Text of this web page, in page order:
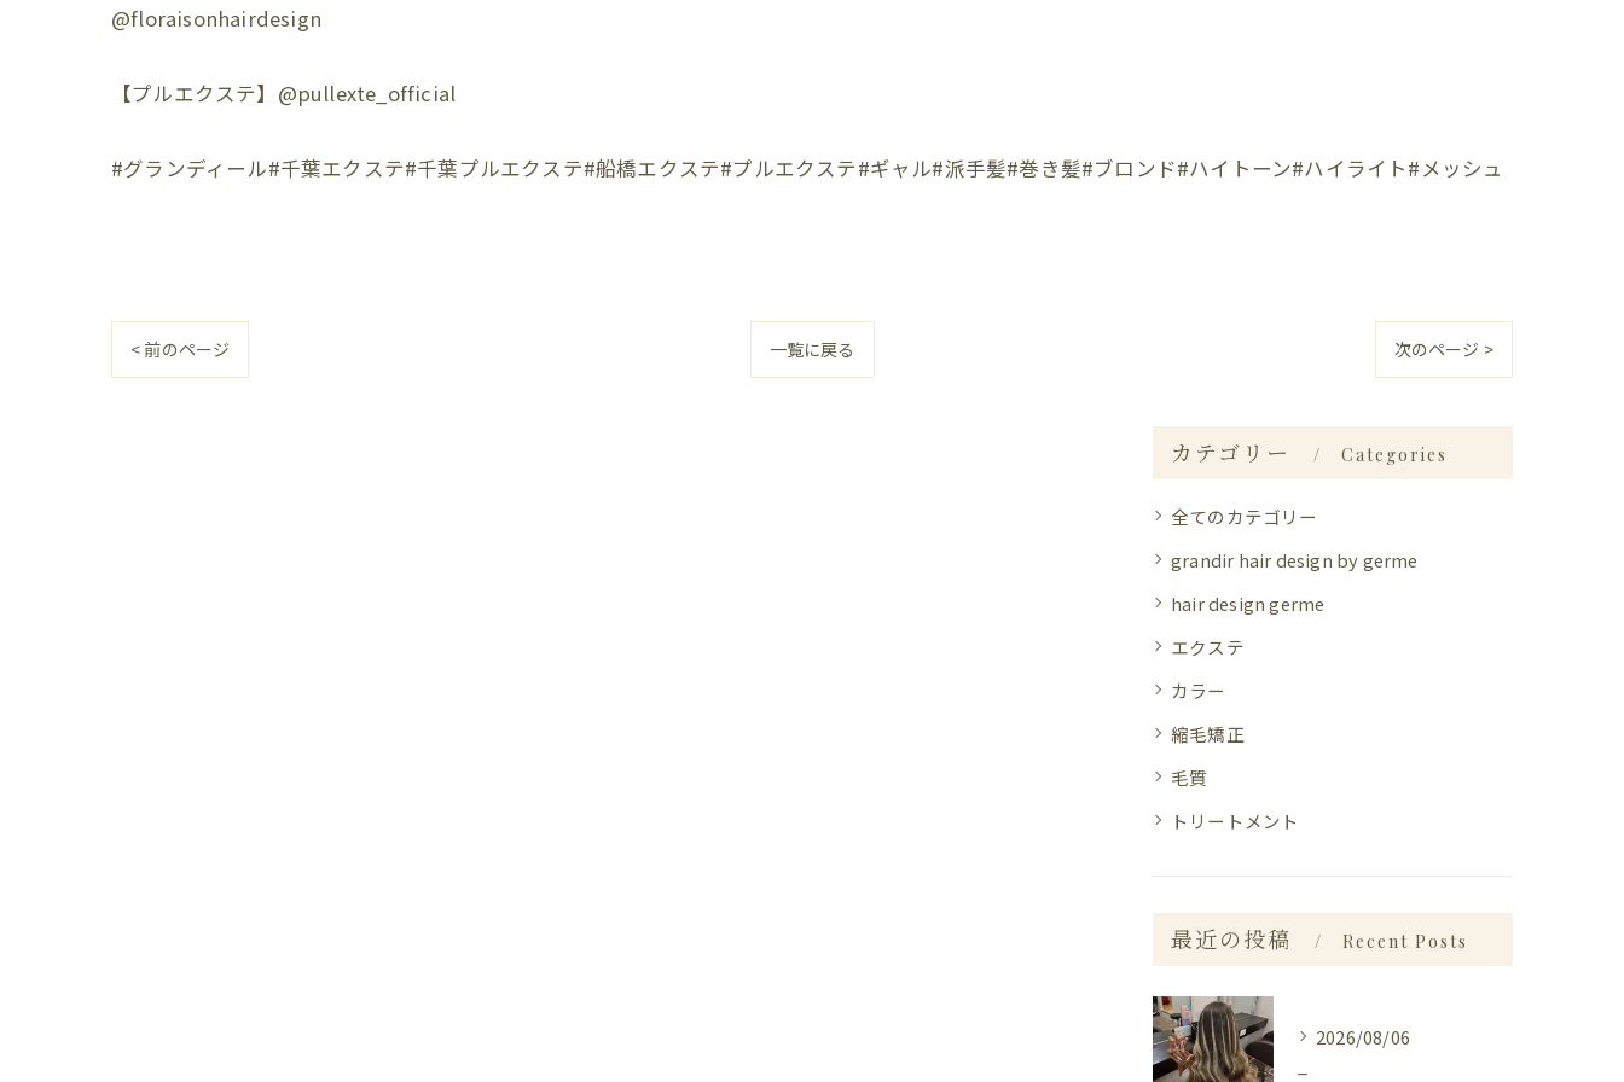
@floraisonhairdesign
【プルエクステ】@pullexte_official
#グランディール#千葉エクステ#千葉プルエクステ#船橋エクステ#プルエクステ#ギャル#派手髪#巻き髪#ブロンド#ハイトーン#ハイライト#メッシュ
< 前のページ 一覧に戻る 次のページ >
カテゴリー Categories
全てのカテゴリー
grandir hair design by germe
hair design germe
エクステ
カラー
縮毛矯正
毛質
トリートメント
最近の投稿 Recent Posts
2026/08/06